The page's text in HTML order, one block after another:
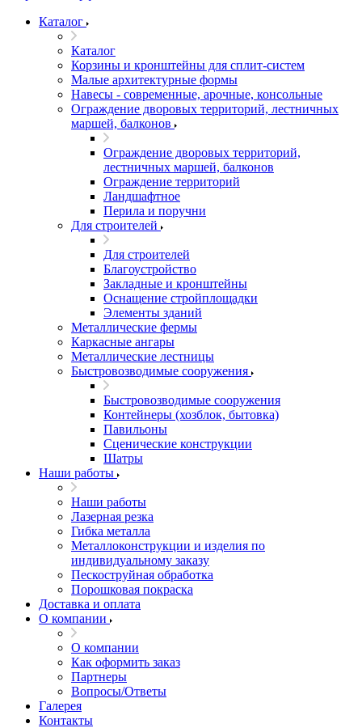
Каталог
Каталог
Корзины и кронштейны для сплит-систем
Малые архитектурные формы
Навесы - современные, арочные, консольные
Ограждение дворовых территорий, лестничных
маршей, балконов
Ограждение дворовых территорий,
лестничных маршей, балконов
Ограждение территорий
Ландшафтное
Перила и поручни
Для строителей
Для строителей
Благоустройство
Закладные и кронштейны
Оснащение стройплощадки
Элементы зданий
Металлические фермы
Каркасные ангары
Металлические лестницы
Быстровозводимые сооружения
Быстровозводимые сооружения
Контейнеры (хозблок, бытовка)
Павильоны
Сценические конструкции
Шатры
Наши работы
Наши работы
Лазерная резка
Гибка металла
Металлоконструкции и изделия по
индивидуальному заказу
Пескоструйная обработка
Порошковая покраска
Доставка и оплата
О компании
О компании
Как оформить заказ
Партнеры
Вопросы/Ответы
Галерея
Контакты